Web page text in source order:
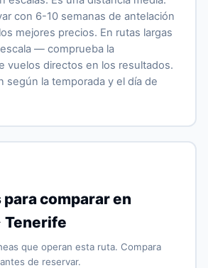
con 6-10 semanas de antelación
mejores precios. En rutas largas
— comprueba la
vuelos directos en los resultados.
según la temporada y el día de
comparar en
que operan esta ruta. Compara
de reservar.